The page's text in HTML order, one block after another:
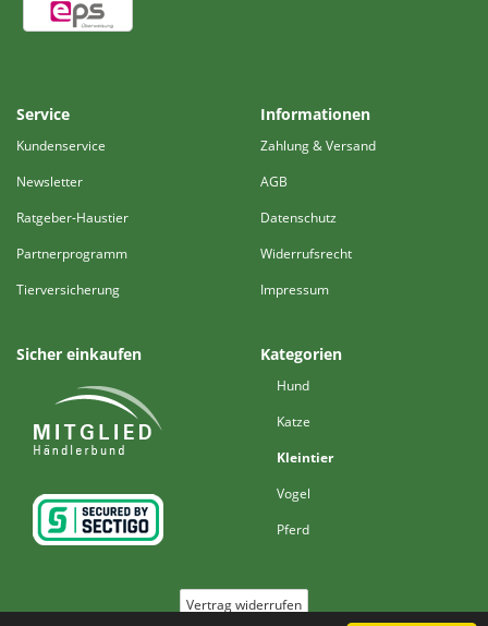
Service
Kundenservice
Newsletter
Ratgeber-Haustier
Partnerprogramm
Tierversicherung
Informationen
Zahlung & Versand
AGB
Datenschutz
Widerrufsrecht
Impressum
Sicher einkaufen Kategorien
Hund
Katze
Kleintier
Vogel
Pferd
Vertrag widerrufen